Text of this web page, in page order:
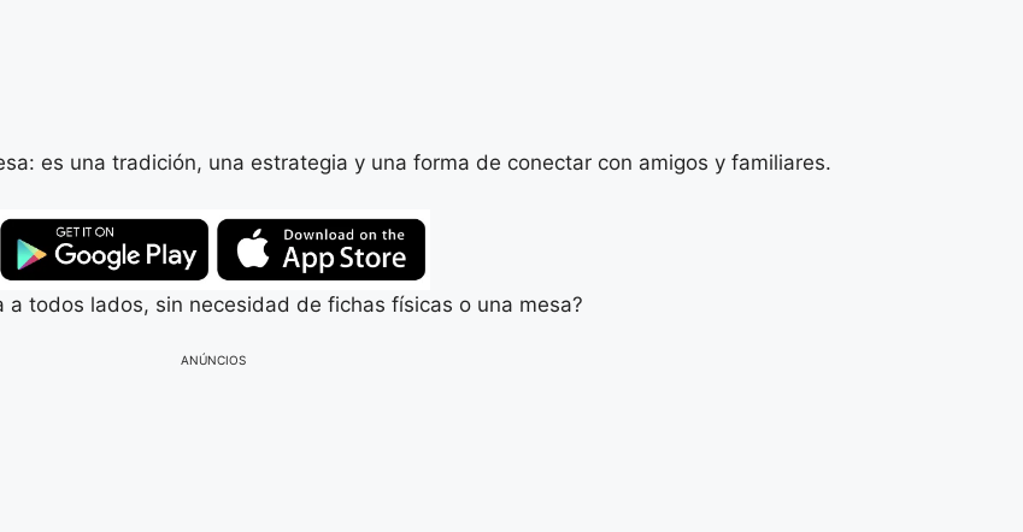
es una tradición, una estrategia y una forma de conectar con amigos y familiares.
todos lados, sin necesidad de fichas físicas o una mesa?
ANÚNCIOS